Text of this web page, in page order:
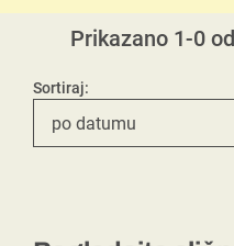
Prikazano 1-0
Sortiraj:
po datumu